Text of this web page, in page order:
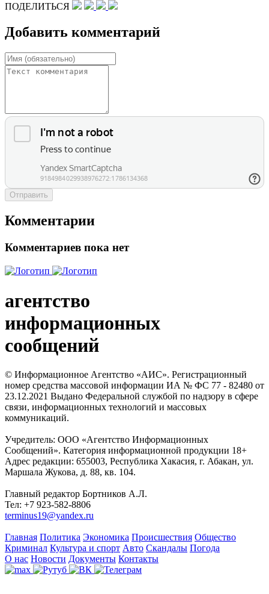
ПОДЕЛИТЬСЯ
Добавить комментарий
Отправить
Комментарии
Комментариев пока нет
агентство
информационных
сообщений
© Информационное Агентство «АИС». Регистрационный
номер средства массовой информации ИА № ФС 77 - 82480 от
23.12.2021 Выдано Федеральной службой по надзору в сфере
связи, информационных технологий и массовых
коммуникаций.
Учредитель: ООО «Агентство Информационных
Сообщений». Категория информационной продукции 18+
Адрес редакции: 655003, Республика Хакасия, г. Абакан, ул.
Маршала Жукова, д. 88, кв. 104.
Главный редактор Бортников А.Л.
Тел: +7 923-582-8806
terminus19@yandex.ru
Главная Политика Экономика Происшествия Общество
Криминал Культура и спорт Авто Скандалы Погода
О нас Новости Документы Контакты